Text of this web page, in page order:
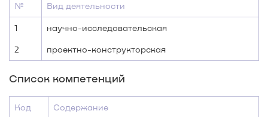
№ Вид деятельности
1 научно-исследовательская
2 проектно-конструкторская
Список компетенций
Код Содержание